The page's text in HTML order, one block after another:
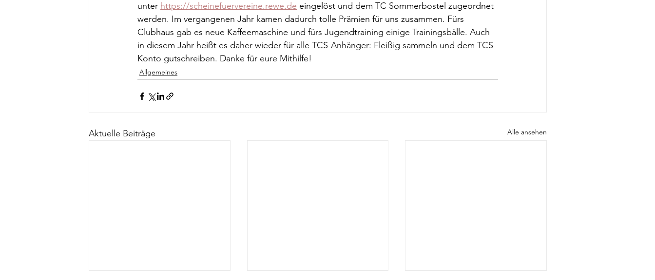
unter https://scheinefuervereine.rewe.de eingelöst und dem TC Sommerbostel zugeordnet
werden. Im vergangenen Jahr kamen dadurch tolle Prämien für uns zusammen. Fürs
Clubhaus gab es neue Kaffeemaschine und fürs Jugendtraining einige Trainingsbälle. Auch
in diesem Jahr heißt es daher wieder für alle TCS-Anhänger: Fleißig sammeln und dem TCS-
Konto gutschreiben. Danke für eure Mithilfe!
Allgemeines
Aktuelle Beiträge Alle ansehen